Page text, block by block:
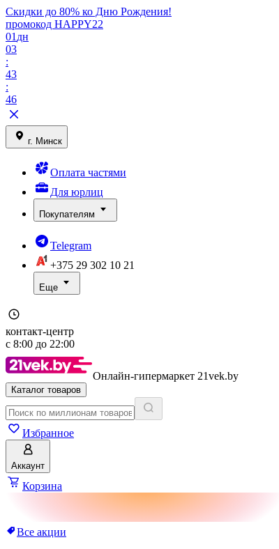
Скидки до 80% ко Дню Рождения!
промокод HAPPY22
01 дн
03
:
43
:
46
г. Минск
Оплата частями
Для юрлиц
Покупателям
Telegram
+375 29 302 10 21
Еще
контакт-центр
с 8:00 до 22:00
Онлайн-гипермаркет 21vek.by
Каталог товаров
Избранное
Аккаунт
Корзина
Все акции